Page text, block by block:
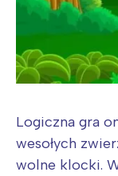
Logiczna gra
wesołych
wolne klocki.